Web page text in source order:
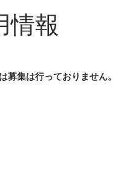
情報
募集は行っておりません。